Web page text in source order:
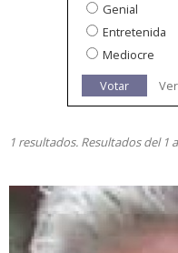
Genial
Entretenida
Mediocre
Votar
1 resultados. Resultados del 1